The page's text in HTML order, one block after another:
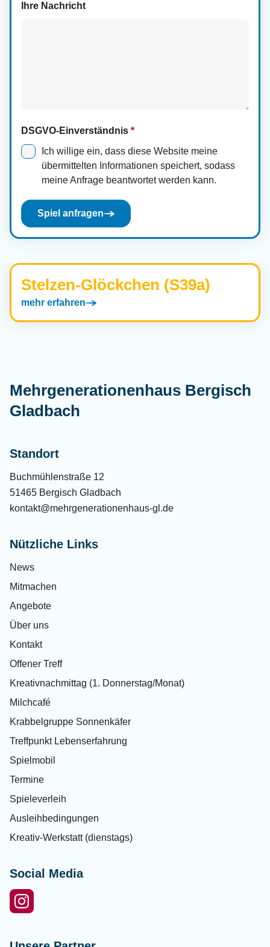
Ihre Nachricht
DSGVO-Einverständnis *
Ich willige ein, dass diese Website meine
übermittelten Informationen speichert, sodass
meine Anfrage beantwortet werden kann.
Spiel anfragen
Stelzen-Glöckchen (S39a)
mehr erfahren
Mehrgenerationenhaus Bergisch
Gladbach
Standort
Buchmühlenstraße 12
51465 Bergisch Gladbach
kontakt@mehrgenerationenhaus-gl.de
Nützliche Links
News
Mitmachen
Angebote
Über uns
Kontakt
Offener Treff
Kreativnachmittag (1. Donnerstag/Monat)
Milchcafé
Krabbelgruppe Sonnenkäfer
Treffpunkt Lebenserfahrung
Spielmobil
Termine
Spieleverleih
Ausleihbedingungen
Kreativ-Werkstatt (dienstags)
Social Media